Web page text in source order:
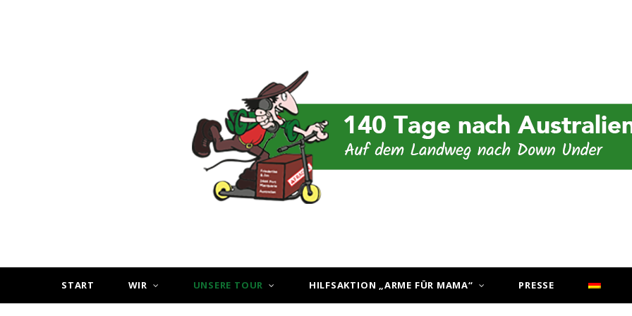
START WIR UNSERE TOUR HILFSAKTION „ARME FÜR MAMA“ PRESSE